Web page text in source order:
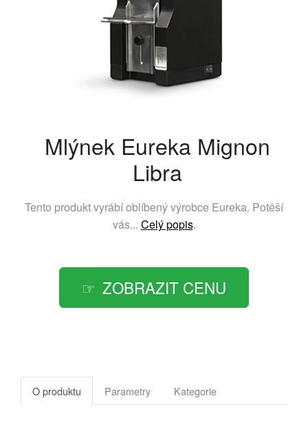
Mlýnek Eureka Mignon
Libra
Tento produkt vyrábí oblíbený výrobce Eureka. Potěší
vás... Celý popis.
ZOBRAZIT CENU
O produktu Parametry Kategorie